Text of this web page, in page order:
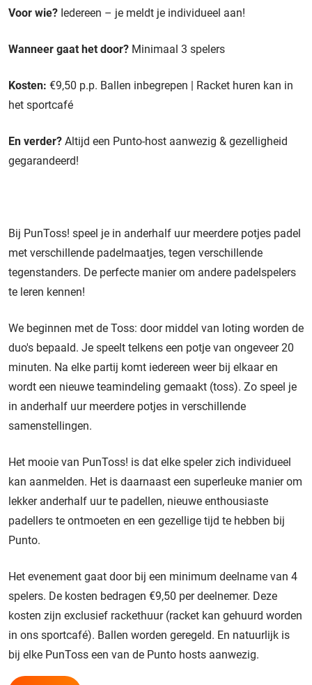
Voor wie? Iedereen – je meldt je individueel aan!
Wanneer gaat het door? Minimaal 3 spelers
Kosten: €9,50 p.p. Ballen inbegrepen | Racket huren kan in
het sportcafé
En verder? Altijd een Punto-host aanwezig & gezelligheid
gegarandeerd!
Bij PunToss! speel je in anderhalf uur meerdere potjes padel
met verschillende padelmaatjes, tegen verschillende
tegenstanders. De perfecte manier om andere padelspelers
te leren kennen!
We beginnen met de Toss: door middel van loting worden de
duo's bepaald. Je speelt telkens een potje van ongeveer 20
minuten. Na elke partij komt iedereen weer bij elkaar en
wordt een nieuwe teamindeling gemaakt (toss). Zo speel je
in anderhalf uur meerdere potjes in verschillende
samenstellingen.
Het mooie van PunToss! is dat elke speler zich individueel
kan aanmelden. Het is daarnaast een superleuke manier om
lekker anderhalf uur te padellen, nieuwe enthousiaste
padellers te ontmoeten en een gezellige tijd te hebben bij
Punto.
Het evenement gaat door bij een minimum deelname van 4
spelers. De kosten bedragen €9,50 per deelnemer. Deze
kosten zijn exclusief rackethuur (racket kan gehuurd worden
in ons sportcafé). Ballen worden geregeld. En natuurlijk is
bij elke PunToss een van de Punto hosts aanwezig.